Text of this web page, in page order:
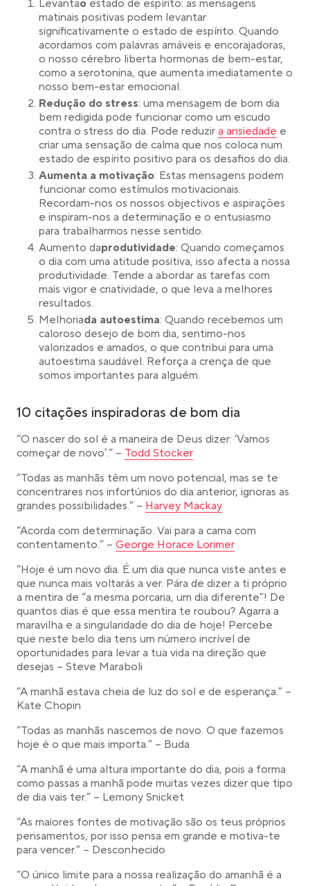
Levantao estado de espírito: as mensagens
matinais positivas podem levantar
significativamente o estado de espírito. Quando
acordamos com palavras amáveis e encorajadoras,
o nosso cérebro liberta hormonas de bem-estar,
como a serotonina, que aumenta imediatamente o
nosso bem-estar emocional.
Redução do stress: uma mensagem de bom dia
bem redigida pode funcionar como um escudo
contra o stress do dia. Pode reduzir Link opens in a
a ansiedade e
criar uma sensação de calma que nos coloca num
estado de espírito positivo para os desafios do dia.
Aumenta a motivação: Estas mensagens podem
funcionar como estímulos motivacionais.
Recordam-nos os nossos objectivos e aspirações
e inspiram-nos a determinação e o entusiasmo
para trabalharmos nesse sentido.
Aumento daprodutividade: Quando começamos
o dia com uma atitude positiva, isso afecta a nossa
produtividade. Tende a abordar as tarefas com
mais vigor e criatividade, o que leva a melhores
resultados.
Melhoriada autoestima: Quando recebemos um
caloroso desejo de bom dia, sentimo-nos
valorizados e amados, o que contribui para uma
autoestima saudável. Reforça a crença de que
somos importantes para alguém.
10 citações inspiradoras de bom dia
“O nascer do sol é a maneira de Deus dizer: ‘Vamos
começar de novo’.” – Link opens in a new tab
Todd Stocker
“Todas as manhãs têm um novo potencial, mas se te
concentrares nos infortúnios do dia anterior, ignoras as
grandes possibilidades.” – Link opens in a new tab
Harvey Mackay
“Acorda com determinação. Vai para a cama com
contentamento.” – Link opens in a new tab
George Horace Lorimer
“Hoje é um novo dia. É um dia que nunca viste antes e
que nunca mais voltarás a ver. Pára de dizer a ti próprio
a mentira de “a mesma porcaria, um dia diferente”! De
quantos dias é que essa mentira te roubou? Agarra a
maravilha e a singularidade do dia de hoje! Percebe
que neste belo dia tens um número incrível de
oportunidades para levar a tua vida na direção que
desejas – Steve Maraboli
“A manhã estava cheia de luz do sol e de esperança.” –
Kate Chopin
“Todas as manhãs nascemos de novo. O que fazemos
hoje é o que mais importa.” – Buda
“A manhã é uma altura importante do dia, pois a forma
como passas a manhã pode muitas vezes dizer que tipo
de dia vais ter.” – Lemony Snicket
“As maiores fontes de motivação são os teus próprios
pensamentos, por isso pensa em grande e motiva-te
para vencer.” – Desconhecido
“O único limite para a nossa realização do amanhã é a